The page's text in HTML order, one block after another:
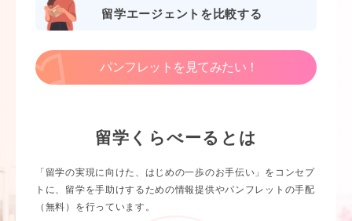
留学エージェントを比較する
パンフレットを見てみたい！
留学くらべーるとは
「留学の実現に向けた、はじめの一歩のお手伝い」をコンセプ
トに、留学を手助けするための情報提供やパンフレットの手配
（無料）を行っています。